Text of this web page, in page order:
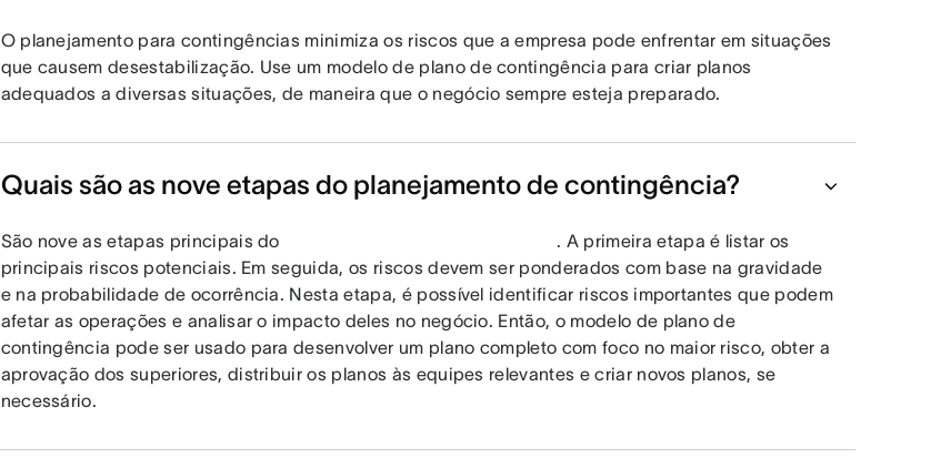
O planejamento para contingências minimiza os riscos que a empresa pode enfrentar em situações
que causem desestabilização. Use um modelo de plano de contingência para criar planos
adequados a diversas situações, de maneira que o negócio sempre esteja preparado.
Quais são as nove etapas do planejamento de contingência?
São nove as etapas principais do
. A primeira etapa é listar os
principais riscos potenciais. Em seguida, os riscos devem ser ponderados com base na gravidade
e na probabilidade de ocorrência. Nesta etapa, é possível identificar riscos importantes que podem
afetar as operações e analisar o impacto deles no negócio. Então, o modelo de plano de
contingência pode ser usado para desenvolver um plano completo com foco no maior risco, obter a
aprovação dos superiores, distribuir os planos às equipes relevantes e criar novos planos, se
necessário.